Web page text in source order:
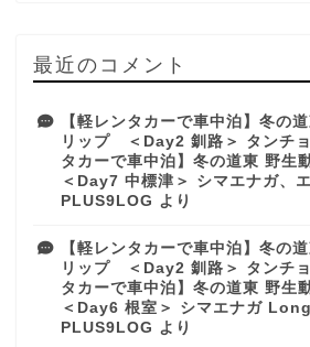
最近のコメント
【軽レンタカーで車中泊】冬の
リップ ＜Day2 釧路＞ タンチ
タカーで車中泊】冬の道東 野生
＜Day7 中標津＞ シマエナガ、エ
PLUS9LOG より
【軽レンタカーで車中泊】冬の
リップ ＜Day2 釧路＞ タンチ
タカーで車中泊】冬の道東 野生
＜Day6 根室＞ シマエナガ
PLUS9LOG より